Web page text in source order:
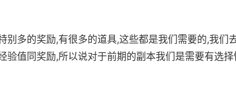
别多的奖励,有很多的道具,这些都是我们需要的,我们
验值同奖励,所以说对于前期的副本我们是需要有选